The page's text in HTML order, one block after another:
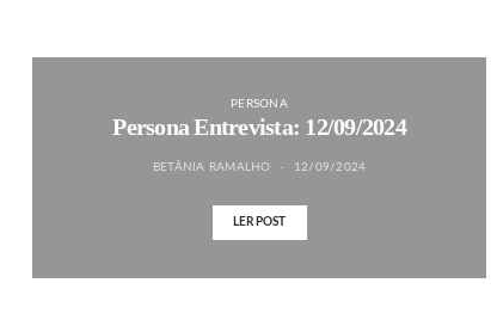
PERSONA
Persona Entrevista: 12/09/2024
BETÂNIA RAMALHO 12/09/2024
LER POST